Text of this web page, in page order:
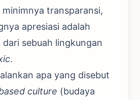
transparansi,
apresiasi adalah
sebuah lingkungan
.
apa yang disebut
culture (budaya